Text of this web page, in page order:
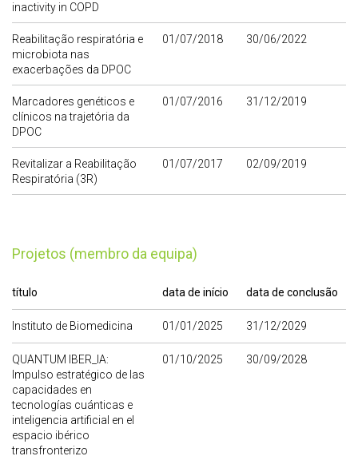
inactivity in COPD
Reabilitação respiratória e
microbiota nas
exacerbações da DPOC
01/07/2018 30/06/2022
Marcadores genéticos e
clínicos na trajetória da
DPOC
01/07/2016 31/12/2019
Revitalizar a Reabilitação
Respiratória (3R)
01/07/2017 02/09/2019
Projetos (membro da equipa)
título data de início data de conclusão
Instituto de Biomedicina 01/01/2025 31/12/2029
QUANTUM IBER_IA:
Impulso estratégico de las
capacidades en
tecnologías cuánticas e
inteligencia artificial en el
espacio ibérico
transfronterizo
01/10/2025 30/09/2028